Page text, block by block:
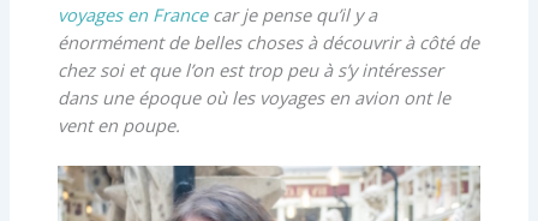
voyages en Francecar je pense qu’il y a
énormément de belles choses à découvrir à côté de
chez soi et que l’on est trop peu à s’y intéresser
dans une époque où les voyages en avion ont le
vent en poupe.